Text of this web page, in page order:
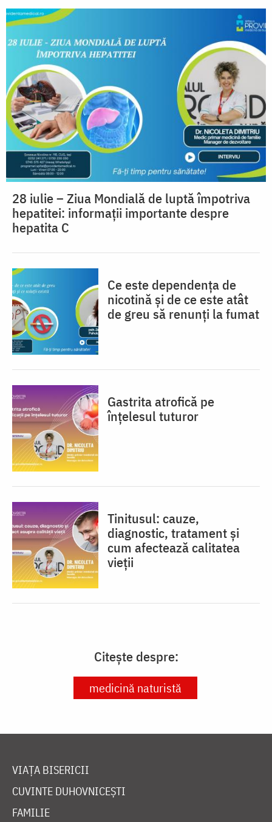
28 iulie – Ziua Mondială de luptă împotriva
hepatitei: informații importante despre
hepatita C
Ce este dependența de
nicotină și de ce este atât
de greu să renunți la fumat
Gastrita atrofică pe
înțelesul tuturor
Tinitusul: cauze,
diagnostic, tratament și
cum afectează calitatea
vieții
Citește despre:
medicină naturistă
VIAȚA BISERICII
CUVINTE DUHOVNICEȘTI
FAMILIE